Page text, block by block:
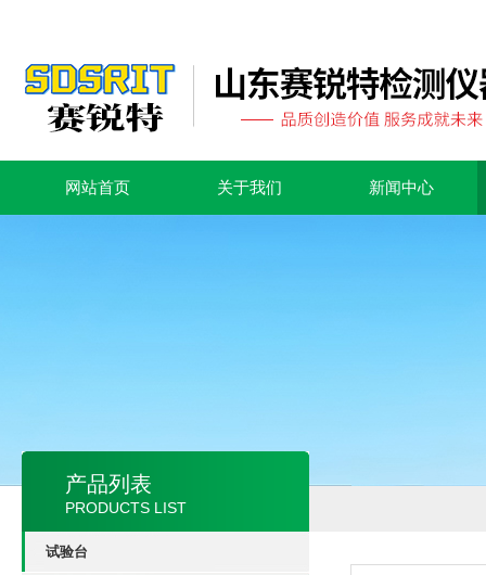
网站首页 关于我们 新闻中心
产品列表
PRODUCTS LIST
试验台